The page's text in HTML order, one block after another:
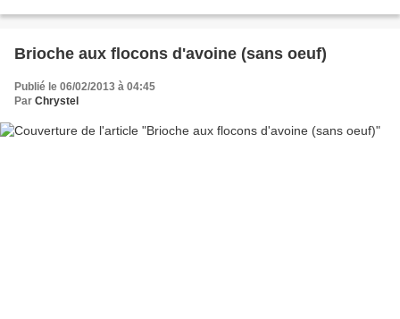
Brioche aux flocons d'avoine (sans oeuf)
Publié le 06/02/2013 à 04:45
Par Chrystel